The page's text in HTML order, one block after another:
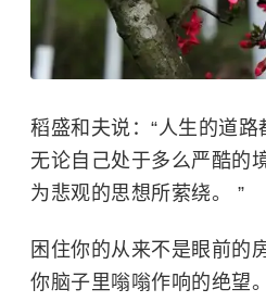
稻盛和夫说：“人生的道路
无论自己处于多么严酷的
为悲观的思想所萦绕。 ”
困住你的从来不是眼前的
你脑子里嗡嗡作响的绝望